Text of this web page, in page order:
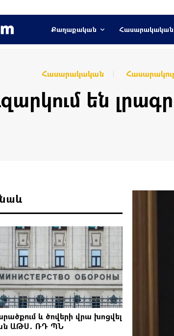
Քաղաքական Հասարակական
Հասարակական
են
և ծովերի վրա խոցվել
ԱԹՍ․ ՌԴ ՊՆ